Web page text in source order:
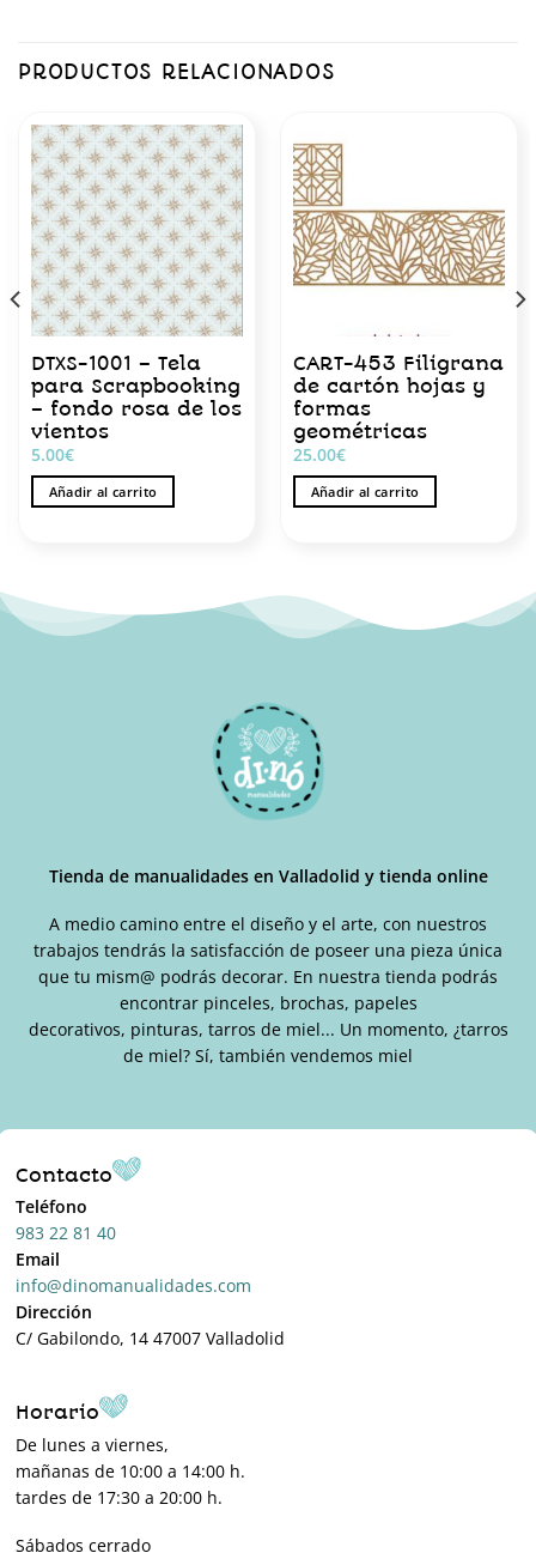
PRODUCTOS RELACIONADOS
DTXS-1001 – Tela
para Scrapbooking
– fondo rosa de los
vientos
5.00€
Añadir al carrito
CART-453 Filigrana
de cartón hojas y
formas
geométricas
25.00€
Añadir al carrito
Tienda de manualidades en Valladolid y tienda online
A medio camino entre el diseño y el arte, con nuestros
trabajos tendrás la satisfacción de poseer una pieza única
que tu mism@ podrás decorar. En nuestra tienda podrás
encontrar pinceles, brochas, papeles
decorativos, pinturas, tarros de miel... Un momento, ¿tarros
de miel? Sí, también vendemos miel
Contacto
Teléfono
983 22 81 40
Email
info@dinomanualidades.com
Dirección
C/ Gabilondo, 14 47007 Valladolid
Horario
De lunes a viernes,
mañanas de 10:00 a 14:00 h.
tardes de 17:30 a 20:00 h.
Sábados cerrado